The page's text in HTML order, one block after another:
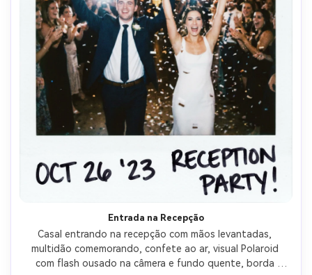
Entrada na Recepção
Casal entrando na recepção com mãos levantadas,
multidão comemorando, confete ao ar, visual Polaroid
com flash ousado na câmera e fundo quente, borda